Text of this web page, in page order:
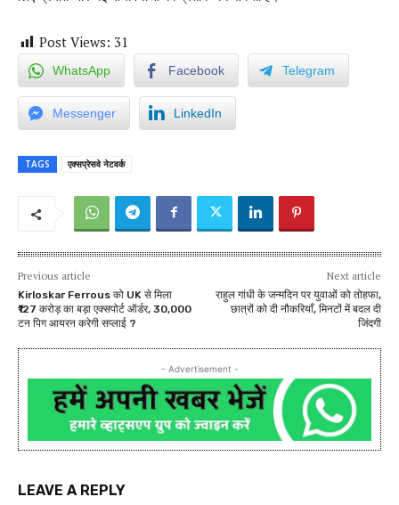
Post Views: 31
WhatsApp Facebook Telegram
Messenger LinkedIn
TAGS एक्सप्रेसवे नेटवर्क
Previous article
Kirloskar Ferrous को UK से मिला
₹127 करोड़ का बड़ा एक्सपोर्ट ऑर्डर, 30,000
टन पिग आयरन करेगी सप्लाई ?
Next article
राहुल गांधी के जन्मदिन पर युवाओं को तोहफा,
छात्रों को दी नौकरियाँ, मिनटों में बदल दी
जिंदगी
- Advertisement -
LEAVE A REPLY